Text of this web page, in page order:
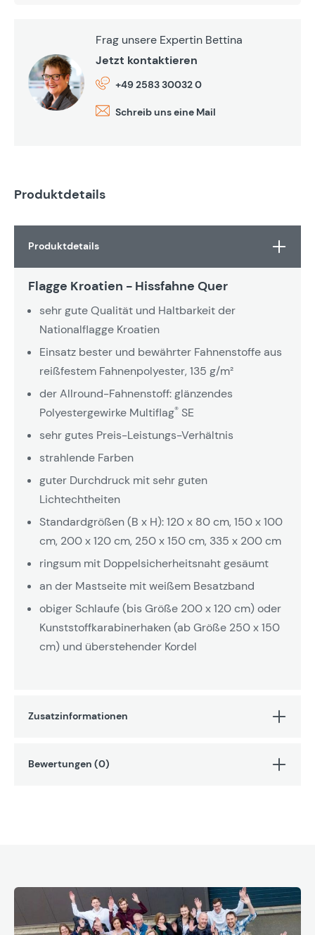
Frag unsere Expertin Bettina
Jetzt kontaktieren
+49 2583 30032 0
Schreib uns eine Mail
Produktdetails
Produktdetails
Flagge Kroatien - Hissfahne Quer
sehr gute Qualität und Haltbarkeit der
Nationalflagge Kroatien
Einsatz bester und bewährter Fahnenstoffe aus
reißfestem Fahnenpolyester, 135 g/m²
der Allround-Fahnenstoff: glänzendes
Polyestergewirke Multiflag® SE
sehr gutes Preis-Leistungs-Verhältnis
strahlende Farben
guter Durchdruck mit sehr guten
Lichtechtheiten
Standardgrößen (B x H): 120 x 80 cm, 150 x 100
cm, 200 x 120 cm, 250 x 150 cm, 335 x 200 cm
ringsum mit Doppelsicherheitsnaht gesäumt
an der Mastseite mit weißem Besatzband
obiger Schlaufe (bis Größe 200 x 120 cm) oder
Kunststoffkarabinerhaken (ab Größe 250 x 150
cm) und überstehender Kordel
Zusatzinformationen
Bewertungen (0)